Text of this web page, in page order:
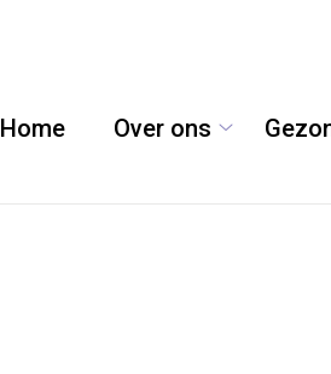
Home Over ons